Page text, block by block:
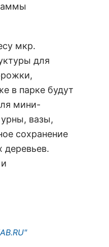
мкр.
для
в парке будут
мини-
вазы,
сохранение
деревьев.